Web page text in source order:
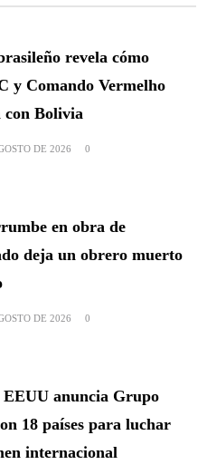
revela cómo
y Comando Vermelho
con Bolivia
DE 2026 0
en obra de
deja un obrero muerto
DE 2026 0
anuncia Grupo
18 países para luchar
internacional